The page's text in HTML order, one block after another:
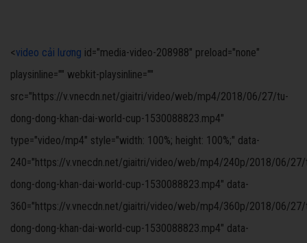
<video cải lương id="media-video-208988" preload="none"
playsinline="" webkit-playsinline=""
src="https://v.vnecdn.net/giaitri/video/web/mp4/2018/06/27/tu-
dong-dong-khan-dai-world-cup-1530088823.mp4"
type="video/mp4" style="width: 100%; height: 100%;" data-
240="https://v.vnecdn.net/giaitri/video/web/mp4/240p/2018/06/
dong-dong-khan-dai-world-cup-1530088823.mp4" data-
360="https://v.vnecdn.net/giaitri/video/web/mp4/360p/2018/06/
dong-dong-khan-dai-world-cup-1530088823.mp4" data-